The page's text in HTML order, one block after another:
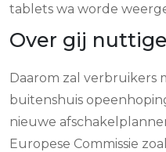
tablets wa worde
Over gij
Daarom zal verbruikers
buitenshuis
nieuwe
Europese Commissie